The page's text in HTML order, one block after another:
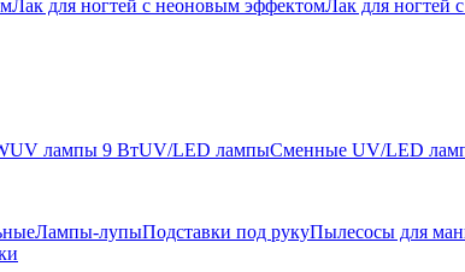
Лак для ногтей с неоновым эффектомЛак для ногтей
UV лампы 9 ВтUV/LED лампыСменные UV/LED
Лампы-лупыПодставки под рукуПылесосы для